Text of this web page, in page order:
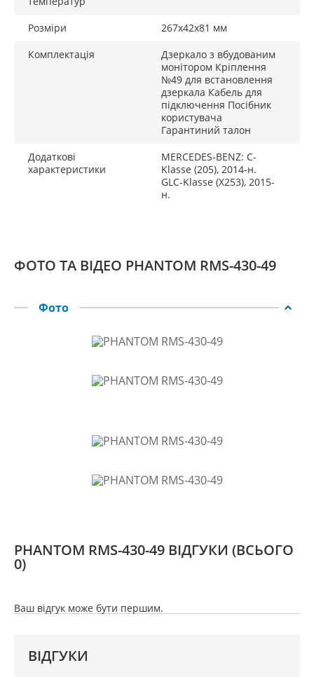
Натискаючи кнопку на передній частині дзеркала
заднього виду
Phantom RMS-430-49
відеокамери заднього огляду, можна регулювати
яскравість вбудованого монітора за рівнем:
0,5,10,15,20,25,30,35,40. Вибраний рівень буде
автоматично збережено для подальшого
Характеристики:
Система кольоровості: PAL/NTSC (автовизначення);
передачі);
Середня споживана потужність: 2 Вт;
Габарити дзеркала (Д. х Ш. х Ст): 267х42х81 мм.
Посібник користувача;
Автомобілі:
Розміри
267х42х81 мм
Комплектація
Дзеркало з вбудованим
монітором Кріплення
№49 для встановлення
дзеркала Кабель для
підключення Посібник
користувача
Гарантиний талон
Додаткові
характеристики
MERCEDES-BENZ: C-
Klasse (205), 2014-н.
GLC-Klasse (X253), 2015-
н.
ФОТО ТА ВІДЕО PHANTOM RMS-430-49
Фото
PHANTOM RMS-430-49 ВІДГУКИ (ВСЬОГО
0)
Ваш відгук може бути першим.
ВІДГУКИ